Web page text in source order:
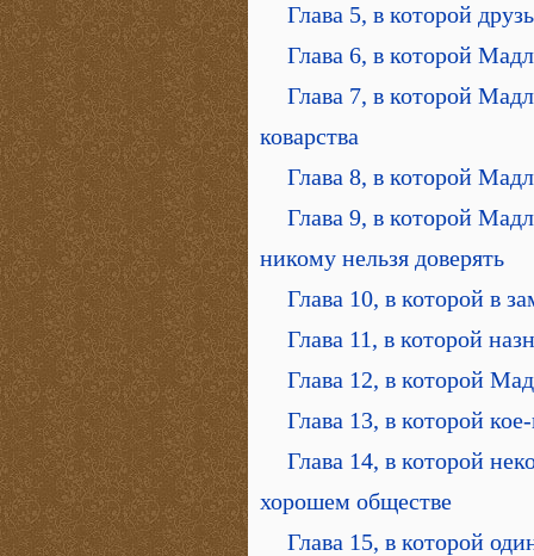
Глава 5, в которой
Глава 6, в которой
Глава 7, в которой
коварства
Глава 8, в которой
Глава 9, в которой
никому нельзя доверять
Глава 10, в которой в
Глава 11, в которой
Глава 12, в которой
Глава 13, в которой
Глава 14, в которой
хорошем обществе
Глава 15, в которой